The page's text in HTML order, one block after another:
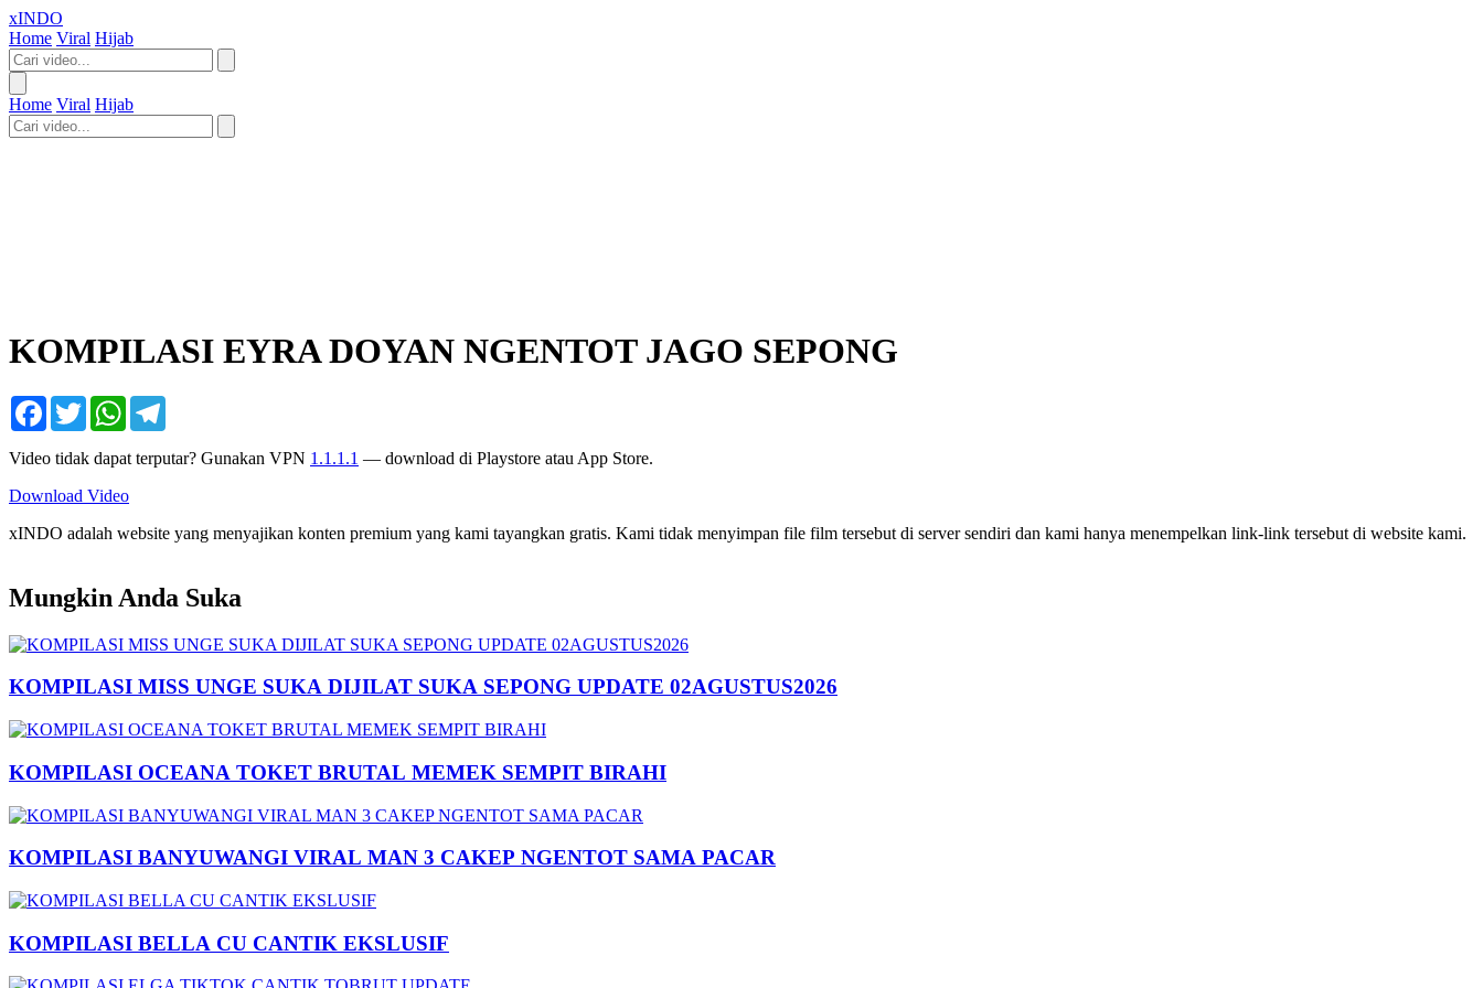
xINDO
Home Viral Hijab
Home Viral Hijab
KOMPILASI EYRA DOYAN NGENTOT JAGO SEPONG
Facebook
TwitterWhatsApp
Video tidak dapat terputar? Gunakan VPN 1.1.1.1 — download di Playstore atau App Store.
Download Video
xINDO adalah website yang menyajikan konten premium yang kami tayangkan gratis. Kami tidak menyimpan file film tersebut di server sendiri dan kami hanya menempelkan link-link tersebut di website kami.
Mungkin Anda Suka
KOMPILASI MISS UNGE SUKA DIJILAT SUKA SEPONG UPDATE 02AGUSTUS2026
KOMPILASI OCEANA TOKET BRUTAL MEMEK SEMPIT BIRAHI
KOMPILASI BANYUWANGI VIRAL MAN 3 CAKEP NGENTOT SAMA PACAR
KOMPILASI BELLA CU CANTIK EKSLUSIF